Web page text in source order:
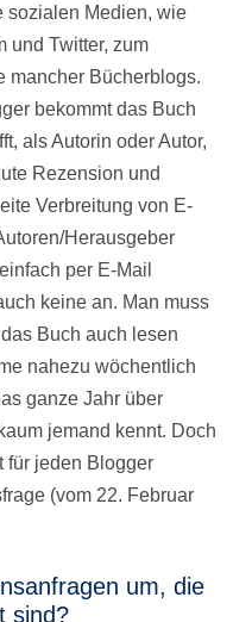
sozialen Medien, wie
und Twitter, zum
mancher Bücherblogs.
bekommt das Buch
als Autorin oder Autor,
Rezension und
Verbreitung von E-
Herausgeber
per E-Mail
keine an. Man muss
Buch auch lesen
nahezu wöchentlich
ganze Jahr über
jemand kennt. Doch
für jeden Blogger
(vom 22. Februar
um, die
sind?